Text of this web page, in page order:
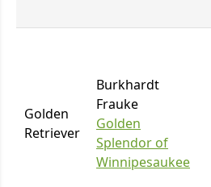
Golden
Retriever
Burkhardt
Frauke
Golden
Splendor of
Winnipesaukee